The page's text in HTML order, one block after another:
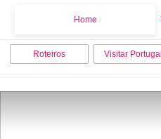
Home
Roteiros Visitar Portugal